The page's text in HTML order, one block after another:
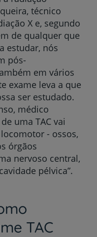
técnico
X e, segundo
de qualquer que
estudar, nós
pós-
em vários
exame leva a que
ser estudado.
médico
uma TAC vai
- ossos,
órgãos
nervoso central,
pélvica”.
TAC